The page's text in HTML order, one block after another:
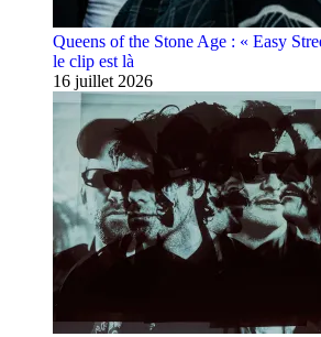
Queens of the Stone Age : « Easy
le clip est là
16 juillet 2026